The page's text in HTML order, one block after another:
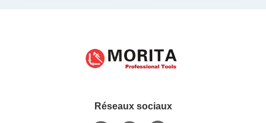
hache à hache à hache à
hache à hache à hache à
hache à hache à hache àRéseaux sociaux